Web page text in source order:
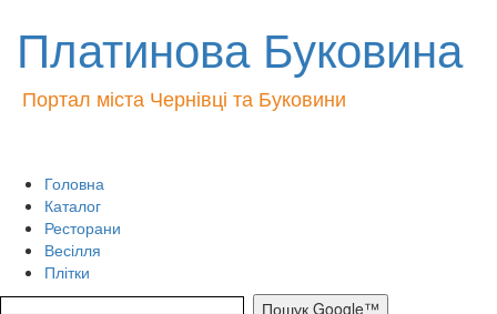
Платинова Буковина
Портал міста Чернівці та Буковини
Головна
Каталог
Ресторани
Весілля
Плітки